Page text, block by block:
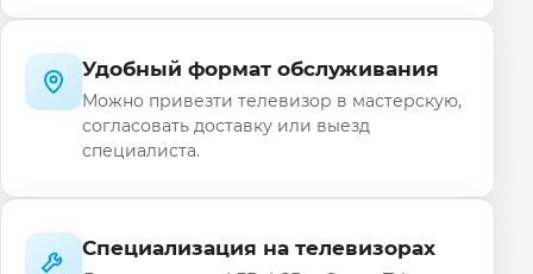
Удобный формат обслуживания
Можно привезти телевизор в мастерскую,
согласовать доставку или выезд
специалиста.
Специализация на телевизорах